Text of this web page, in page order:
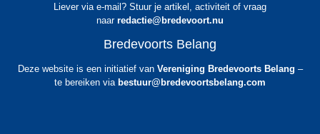
Liever via e-mail? Stuur je artikel, activiteit of vraag
naar redactie@bredevoort.nu
Bredevoorts Belang
Deze website is een initiatief van Vereniging Bredevoorts Belang –
te bereiken via bestuur@bredevoortsbelang.com